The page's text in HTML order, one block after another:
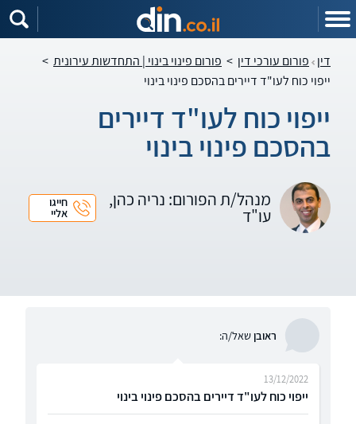
דין פורום עורכי דין > פורום פינוי בינוי | התחדשות עירונית >
ייפוי כוח לעו"ד דיירים בהסכם פינוי בינוי
ייפוי כוח לעו"ד דיירים
בהסכם פינוי בינוי
מנהל/ת הפורום: נריה כהן,
עו"ד
חייגו
אליי
ראובןשאל/ה:
ייפוי כוח לעו"ד דיירים בהסכם פינוי בינוי
13/12/2022